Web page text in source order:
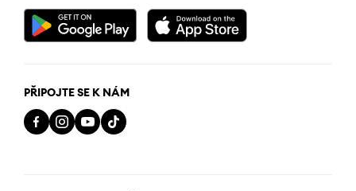
PŘIPOJTE SE K NÁM